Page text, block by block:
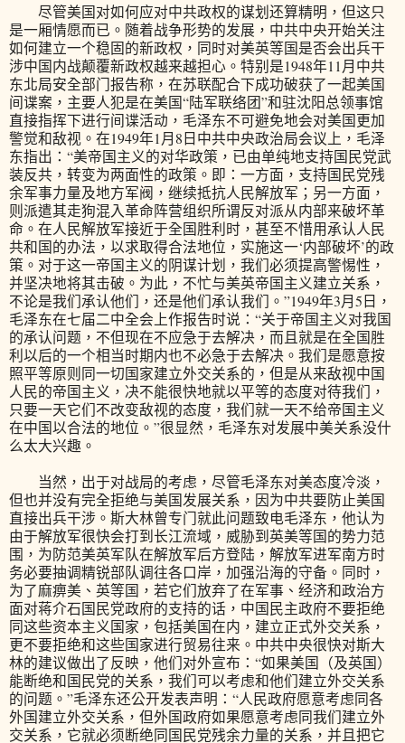
尽管美国对如何应对中共政权的谋划还算精明，但这只
是一厢情愿而已。随着战争形势的发展，中共中央开始关注
如何建立一个稳固的新政权，同时对美英等国是否会出兵干
涉中国内战颠覆新政权越来越担心。特别是1948年11月中共
东北局安全部门报告称，在苏联配合下成功破获了一起美国
间谍案，主要人犯是在美国“陆军联络团”和驻沈阳总领事馆
直接指挥下进行间谍活动，毛泽东不可避免地会对美国更加
警觉和敌视。在1949年1月8日中共中央政治局会议上，毛泽
东指出：“美帝国主义的对华政策，已由单纯地支持国民党武
装反共，转变为两面性的政策。即：一方面，支持国民党残
余军事力量及地方军阀，继续抵抗人民解放军；另一方面，
则派遣其走狗混入革命阵营组织所谓反对派从内部来破坏革
命。在人民解放军接近于全国胜利时，甚至不惜用承认人民
共和国的办法，以求取得合法地位，实施这一‘内部破坏’的政
策。对于这一帝国主义的阴谋计划，我们必须提高警惕性，
并坚决地将其击破。为此，不忙与美英帝国主义建立关系，
不论是我们承认他们，还是他们承认我们。”1949年3月5日，
毛泽东在七届二中全会上作报告时说：“关于帝国主义对我国
的承认问题，不但现在不应急于去解决，而且就是在全国胜
利以后的一个相当时期内也不必急于去解决。我们是愿意按
照平等原则同一切国家建立外交关系的，但是从来敌视中国
人民的帝国主义，决不能很快地就以平等的态度对待我们，
只要一天它们不改变敌视的态度，我们就一天不给帝国主义
在中国以合法的地位。”很显然，毛泽东对发展中美关系没什
么太大兴趣。
当然，出于对战局的考虑，尽管毛泽东对美态度冷淡，
但也并没有完全拒绝与美国发展关系，因为中共要防止美国
直接出兵干涉。斯大林曾专门就此问题致电毛泽东，他认为
由于解放军很快会打到长江流域，威胁到英美等国的势力范
围，为防范美英军队在解放军后方登陆，解放军进军南方时
务必要抽调精锐部队调往各口岸，加强沿海的守备。同时，
为了麻痹美、英等国，若它们放弃了在军事、经济和政治方
面对蒋介石国民党政府的支持的话，中国民主政府不要拒绝
同这些资本主义国家，包括美国在内，建立正式外交关系，
更不要拒绝和这些国家进行贸易往来。中共中央很快对斯大
林的建议做出了反映，他们对外宣布：“如果美国（及英国）
能断绝和国民党的关系，我们可以考虑和他们建立外交关系
的问题。”毛泽东还公开发表声明：“人民政府愿意考虑同各
外国建立外交关系，但外国政府如果愿意考虑同我们建立外
交关系，它就必须断绝同国民党残余力量的关系，并且把它